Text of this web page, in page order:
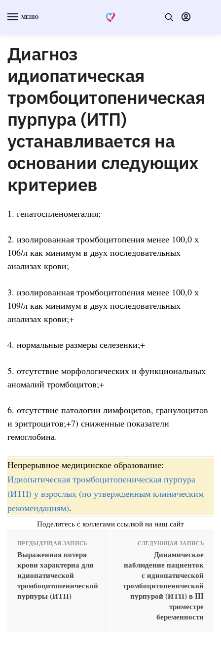
МЕНЮ
Диагноз
идиопатическая
тромбоцитопеническая
пурпура (ИТП)
устанавливается на
основании следующих
критериев
1. гепатоспленомегалия;
2. изолированная тромбоцитопения менее 100,0 х
106/л как минимум в двух последовательных
анализах крови;
3. изолированная тромбоцитопения менее 100,0 х
109/л как минимум в двух последовательных
анализах крови;+
4. нормальные размеры селезенки;+
5. отсутствие морфологических и функциональных
аномалий тромбоцитов;+
6. отсутствие патологии лимфоцитов, гранулоцитов
и эритроцитов;+7) сниженные показатели
гемоглобина.
Непрерывное медицинское образование:
Идиопатическая тромбоцитопеническая пурпура
(ИТП) у взрослых (по утвержденным клиническим
рекомендациям).
Поделитесь с коллегами ссылкой на наш сайт
ПРЕДЫДУЩАЯ ЗАПИСЬ
Выраженная потеря
крови характерна для
идиопатической
тромбоцитопенической
пурпуры (ИТП)
СЛЕДУЮЩАЯ ЗАПИСЬ
Динамическое
наблюдение пациенток
с идиопатической
тромбоцитопенической
пурпурой (ИТП) в III
триместре
беременности